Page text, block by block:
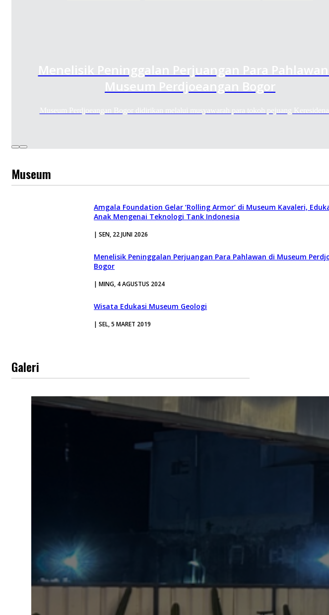
Menelisik Peninggalan Perjuangan Para
Museum Perdjoeangan Bogor
Museum Perdjoeangan Bogor didirikan melalui musyawarah para tokoh pejuang
Museum
Amgala Foundation Gelar ‘Rolling Armor’ di Museum Kavaleri,
Anak Mengenai Teknologi Tank Indonesia
| SEN, 22 JUNI 2026
Menelisik Peninggalan Perjuangan Para Pahlawan di Museum
Bogor
| MING, 4 AGUSTUS 2024
Wisata Edukasi Museum Geologi
| SEL, 5 MARET 2019
Galeri